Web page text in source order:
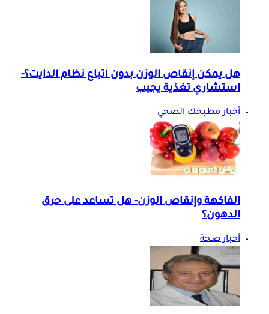
هل يمكن إنقاص الوزن بدون اتباع نظام الدايت؟-
استشاري تغذية يجيب
أخبار مطبخك الصحي
الفاكهة وإنقاص الوزن- هل تساعد على حرق
الدهون؟
أخبار صحة